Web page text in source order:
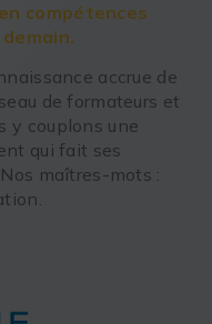
compétences
accrue de
de formateurs et
y couplons une
qui fait ses
maîtres-mots :